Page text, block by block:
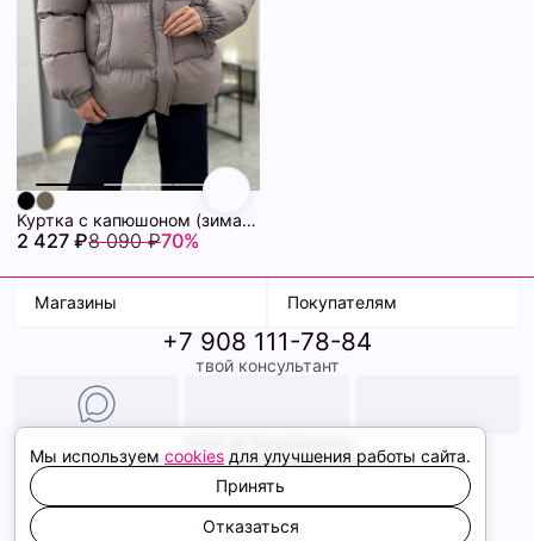
Куртка с капюшоном (зима) 72460880\1004
2 427 ₽8 090 ₽70%
Магазины
ТК Терминал
ТРК Континент
Покупателям
Доставка
Условия оплаты
Образы
+7 908 111-78-84
твой консультант
Политика конфиденциальности
Соглашение cookie
Сайт создали
Мы используем cookies для улучшения работы сайта.
Принять
Отказаться